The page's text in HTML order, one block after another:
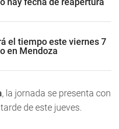
el tiempo este viernes 7
en Mendoza
, la jornada se presenta con
de este jueves.